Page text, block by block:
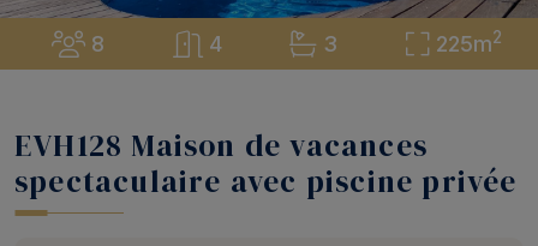
8 4 3 225m2
EVH128 Maison de vacances
spectaculaire avec piscine privée